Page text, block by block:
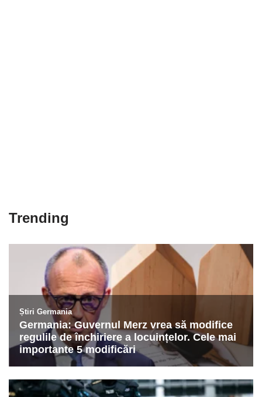
Trending